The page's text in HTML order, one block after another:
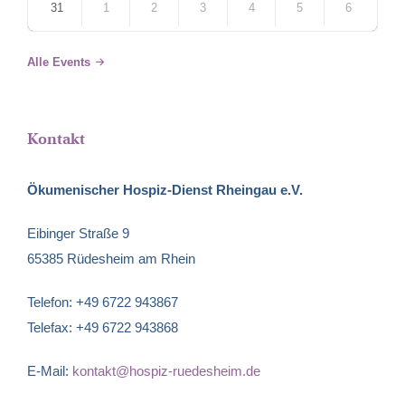
31 1 2 3 4 5 6
to
calendar
Alle Events
Kontakt
Ökumenischer Hospiz-Dienst Rheingau e.V.
Eibinger Straße 9
65385 Rüdesheim am Rhein
Telefon: +49 6722 943867
Telefax: +49 6722 943868
E-Mail: kontakt@hospiz-ruedesheim.de